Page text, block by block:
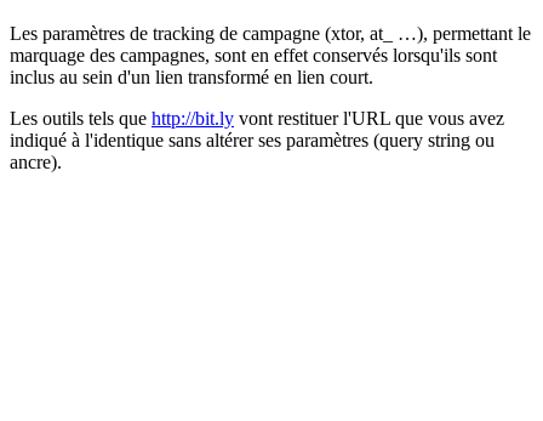
Les paramètres de tracking de campagne (xtor, at_ …), permettant le
marquage des campagnes, sont en effet conservés lorsqu'ils sont
inclus au sein d'un lien transformé en lien court.
Les outils tels que http://bit.ly vont restituer l'URL que vous avez
indiqué à l'identique sans altérer ses paramètres (query string ou
ancre).